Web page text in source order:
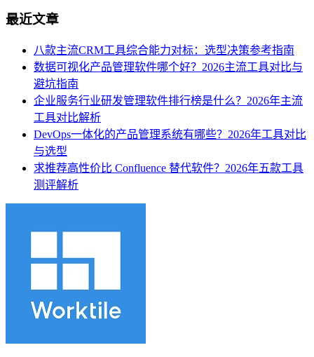
最近文章
八款主流CRM工具综合能力对标：选型决策参考指南
数据可视化产品管理软件哪个好？2026主流工具对比与
避坑指南
企业服务行业研发管理软件排行榜是什么？2026年主流
工具对比解析
DevOps一体化的产品管理系统有哪些？2026年工具对比
与选型
求推荐高性价比 Confluence 替代软件？2026年五款工具
测评解析